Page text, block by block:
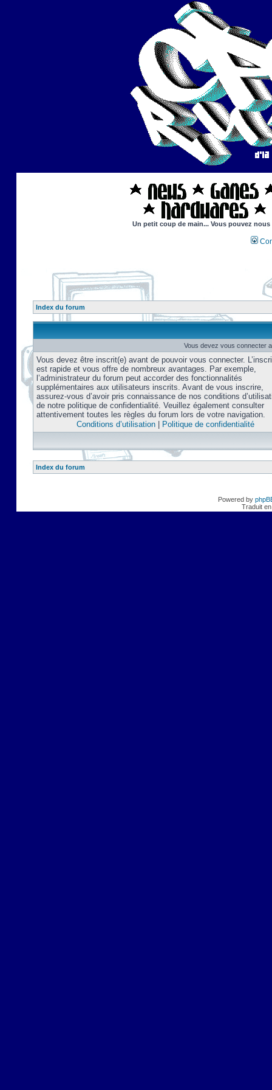
Un petit coup de main... Vous pouvez
Index du forum
Vous devez vous connecter
Vous devez être inscrit(e) avant de pouvoir vous connecter.
est rapide et vous offre de nombreux avantages. Par exemple,
l’administrateur du forum peut accorder des fonctionnalités
supplémentaires aux utilisateurs inscrits. Avant de vous inscrire,
assurez-vous d’avoir pris connaissance de nos conditions
de notre politique de confidentialité. Veuillez également consulter
attentivement toutes les règles du forum lors de votre navigation.
Conditions d’utilisation| Politique de confidentialité
Index du forum
Powered by
Traduit